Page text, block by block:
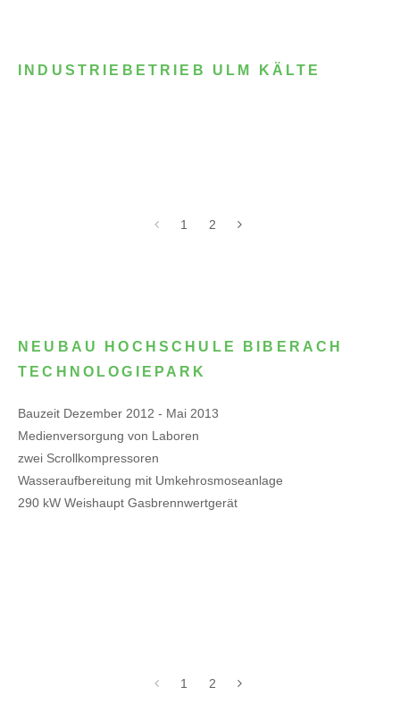
INDUSTRIEBETRIEB ULM KÄLTE
1 2
NEUBAU HOCHSCHULE BIBERACH
TECHNOLOGIEPARK
Bauzeit Dezember 2012 - Mai 2013
Medienversorgung von Laboren
zwei Scrollkompressoren
Wasseraufbereitung mit Umkehrosmoseanlage
290 kW Weishaupt Gasbrennwertgerät
1 2